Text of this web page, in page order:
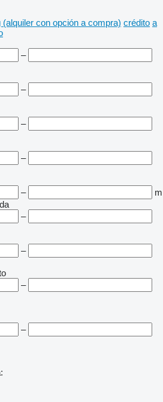
(alquiler con opción a compra) crédito a
–
–
–
–
–
m
–
–
–
–